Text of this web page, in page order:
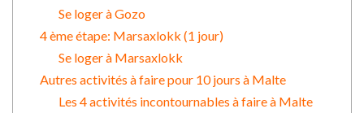
Se loger à Gozo
4 ème étape: Marsaxlokk (1 jour)
Se loger à Marsaxlokk
Autres activités à faire pour 10 jours à Malte
Les 4 activités incontournables à faire à Malte